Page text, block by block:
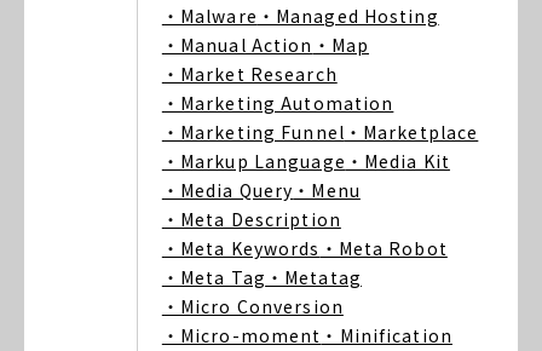
・Malware ・Managed Hosting
・Manual Action ・Map
・Market Research
・Marketing Automation
・Marketing Funnel ・Marketplace
・Markup Language ・Media Kit
・Media Query ・Menu
・Meta Description
・Meta Keywords ・Meta Robot
・Meta Tag ・Metatag
・Micro Conversion
・Micro-moment ・Minification